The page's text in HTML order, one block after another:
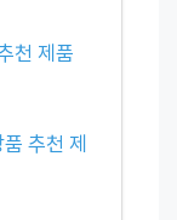
천 제품
추천 제